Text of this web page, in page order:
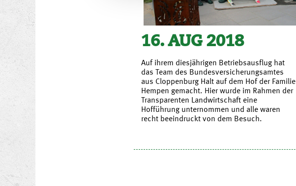
16. AUG 2018
Auf ihrem diesjährigen Betriebsausflug hat
das Team des Bundesversicherungsamtes
aus Cloppenburg Halt auf dem Hof der Familie
Hempen gemacht. Hier wurde im Rahmen der
Transparenten Landwirtschaft eine
Hofführung unternommen und alle waren
recht beeindruckt von dem Besuch.